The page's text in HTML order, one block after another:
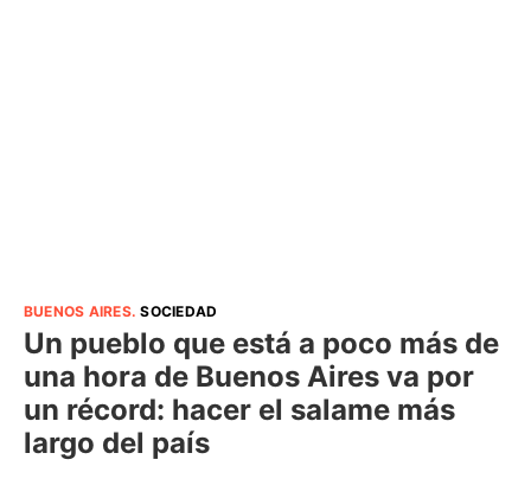
BUENOS AIRES.SOCIEDAD
Un pueblo que está a poco más de
una hora de Buenos Aires va por
un récord: hacer el salame más
largo del país